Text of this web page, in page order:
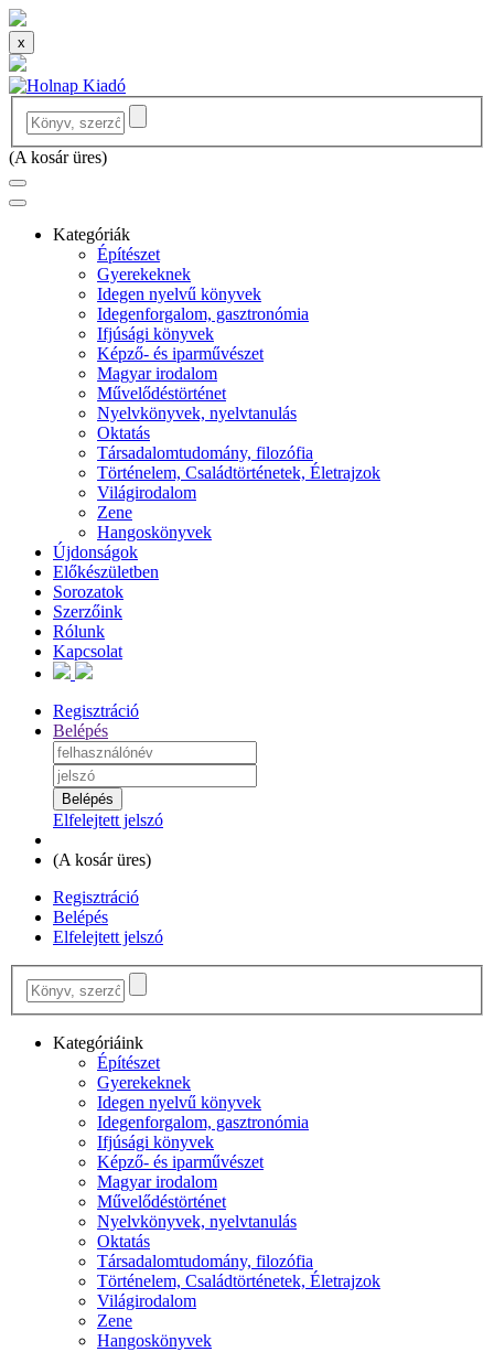
x
(A kosár üres)
Kategóriák
Építészet
Gyerekeknek
Idegen nyelvű könyvek
Idegenforgalom, gasztronómia
Ifjúsági könyvek
Képző- és iparművészet
Magyar irodalom
Művelődéstörténet
Nyelvkönyvek, nyelvtanulás
Oktatás
Társadalomtudomány, filozófia
Történelem, Családtörténetek, Életrajzok
Világirodalom
Zene
Hangoskönyvek
Újdonságok
Előkészületben
Sorozatok
Szerzőink
Rólunk
Kapcsolat
Regisztráció
Belépés
Elfelejtett jelszó
(A kosár üres)
Regisztráció
Belépés
Elfelejtett jelszó
Kategóriáink
Építészet
Gyerekeknek
Idegen nyelvű könyvek
Idegenforgalom, gasztronómia
Ifjúsági könyvek
Képző- és iparművészet
Magyar irodalom
Művelődéstörténet
Nyelvkönyvek, nyelvtanulás
Oktatás
Társadalomtudomány, filozófia
Történelem, Családtörténetek, Életrajzok
Világirodalom
Zene
Hangoskönyvek